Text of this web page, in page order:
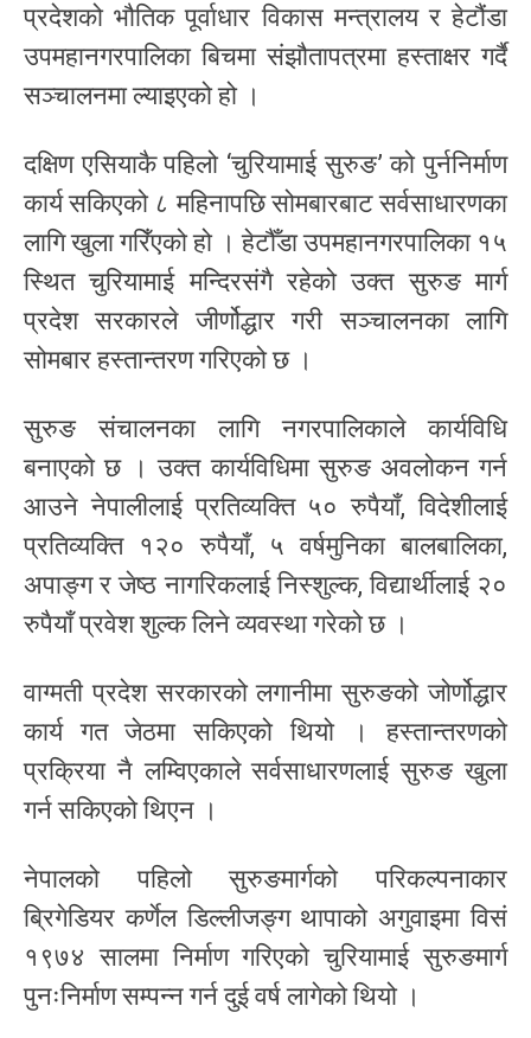
प्रदेशको भौतिक पूर्वाधार विकास मन्त्रालय र हेटौंडा
उपमहानगरपालिका बिचमा संझौतापत्रमा हस्ताक्षर गर्दै
सञ्चालनमा ल्याइएको हो ।
दक्षिण एसियाकै पहिलो ‘चुरियामाई सुरुङ’ को पुर्ननिर्माण
कार्य सकिएको ८ महिनापछि सोमबारबाट सर्वसाधारणका
लागि खुला गरिँएको हो । हेटौँडा उपमहानगरपालिका १५
स्थित चुरियामाई मन्दिरसंगै रहेको उक्त सुरुङ मार्ग
प्रदेश सरकारले जीर्णोद्धार गरी सञ्चालनका लागि
सोमबार हस्तान्तरण गरिएको छ ।
सुरुङ संचालनका लागि नगरपालिकाले कार्यविधि
बनाएको छ । उक्त कार्यविधिमा सुरुङ अवलोकन गर्न
आउने नेपालीलाई प्रतिव्यक्ति ५० रुपैयाँ, विदेशीलाई
प्रतिव्यक्ति १२० रुपैयाँ, ५ वर्षमुनिका बालबालिका,
अपाङ्ग र जेष्ठ नागरिकलाई निस्शुल्क, विद्यार्थीलाई २०
रुपैयाँ प्रवेश शुल्क लिने व्यवस्था गरेको छ ।
वाग्मती प्रदेश सरकारको लगानीमा सुरुङको जोर्णोद्धार
कार्य गत जेठमा सकिएको थियो । हस्तान्तरणको
प्रक्रिया नै लम्विएकाले सर्वसाधारणलाई सुरुङ खुला
गर्न सकिएको थिएन ।
नेपालको पहिलो सुरुङमार्गको परिकल्पनाकार
ब्रिगेडियर कर्णेल डिल्लीजङ्ग थापाको अगुवाइमा विसं
१९७४ सालमा निर्माण गरिएको चुरियामाई सुरुङमार्ग
पुनःनिर्माण सम्पन्न गर्न दुई वर्ष लागेको थियो ।